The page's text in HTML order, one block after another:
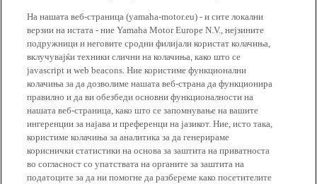
На нашата веб-страница (yamaha-motor.eu) - и сите локални
верзии на истата - ние Yamaha Motor Europe N.V., нејзините
подружници и неговите сродни филијали користат колачиња,
вклучувајќи техники слични на колачиња, како што се
javascript и web beacons. Ние користиме функционални
колачиња за да дозволиме нашата веб-страна да функционира
правилно и да ви обезбеди основни функционалности на
нашата веб-страница, како што се запомнување на вашите
ингеренции за најава и преференци на јазикот. Ние, исто така,
користиме колачиња за аналитика за да генерираме
кориснички статистики на основа за заштита на приватноста
во согласност со упатствата на органите за заштита на
податоците за да ни помогне да разбереме како посетителите